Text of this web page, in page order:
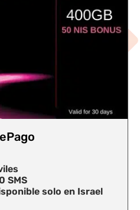
HOTALK 5G 99.9
600GB de datos móviles
5000 minutos y 1500 SMS
Válido por 30 días,